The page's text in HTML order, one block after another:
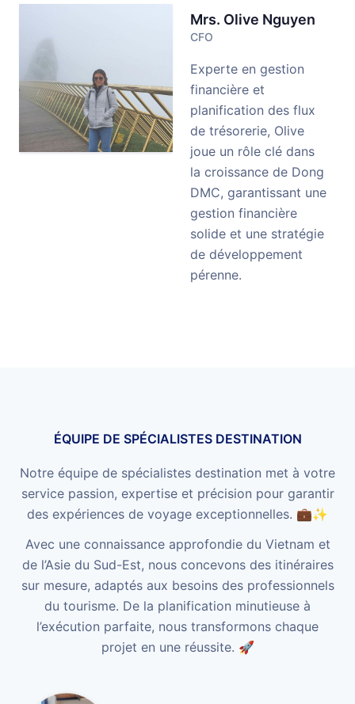
Mrs. Olive Nguyen
CFO
Experte en gestion
financière et
planification des flux
de trésorerie, Olive
joue un rôle clé dans
la croissance de Dong
DMC, garantissant une
gestion financière
solide et une stratégie
de développement
pérenne.
ÉQUIPE DE SPÉCIALISTES DESTINATION
Notre équipe de spécialistes destination met à votre
service passion, expertise et précision pour garantir
des expériences de voyage exceptionnelles. 💼✨
Avec une connaissance approfondie du Vietnam et
de l’Asie du Sud-Est, nous concevons des itinéraires
sur mesure, adaptés aux besoins des professionnels
du tourisme. De la planification minutieuse à
l’exécution parfaite, nous transformons chaque
projet en une réussite. 🚀